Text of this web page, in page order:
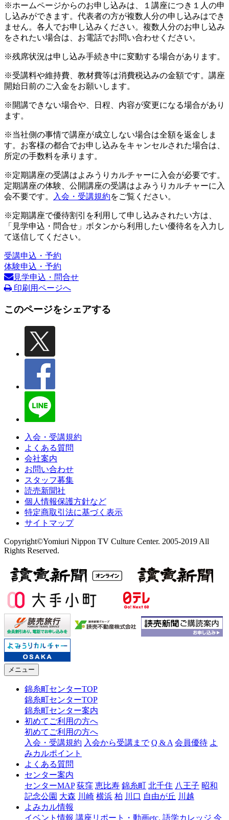
※ホームページからのお申し込みは、１講座につき１人の申
し込みができます。代表者の方が複数人分の申し込みはでき
ません。各人でお申し込みください。複数人分のお申し込み
をされたい場合は、お電話でお問い合わせください。
※残席状況は申し込み手続き中に変動する場合があります。
※受講料や維持費、教材費等は消費税込みの金額です。講座
開始日前のご入金をお願いします。
※開講できない場合や、日程、内容が変更になる場合があり
ます。
※当社側の事情で講座が成立しない場合は全額を返金しま
す。お客様の都合でお申し込みをキャンセルされた場合は、
所定の手数料を承ります。
※定期講座の受講はよみうりカルチャーに入会が必要です。
定期講座の体験、公開講座の受講はよみうりカルチャーに入
会不要です。
入会・受講規約をご覧ください。
※定期講座で優待割引を利用して申し込みされたい方は、
「見学申込・問合せ」ボタンから利用したい優待名を入力し
て送信してください。
受講申込・予約
体験申込・予約
見学申込・問合せ
印刷用ページへ
このページをシェアする
入会・受講規約
よくある質問
会社案内
お問い合わせ
スタッフ募集
読売新聞社
個人情報保護方針など
特定商取引法に基づく表示
サイトマップ
Copyright©Yomiuri Nippon TV Culture Center. 2005-2019 All
Rights Reserved.
メニュー
錦糸町センターTOP
錦糸町センターTOP
錦糸町センター案内
初めてご利用の方へ
初めてご利用の方へ
入会・受講規約 入会から受講まで Q & A 会員優待 よ
みカルポイント
よくある質問
センター案内
センターMAP 荻窪 恵比寿 錦糸町 北千住 八王子 昭和
記念公園 大森 川崎 横浜 柏 川口 自由が丘 川越
よみカル情報
イベント情報 講座リポート・動画etc. 語学カレッジ 今